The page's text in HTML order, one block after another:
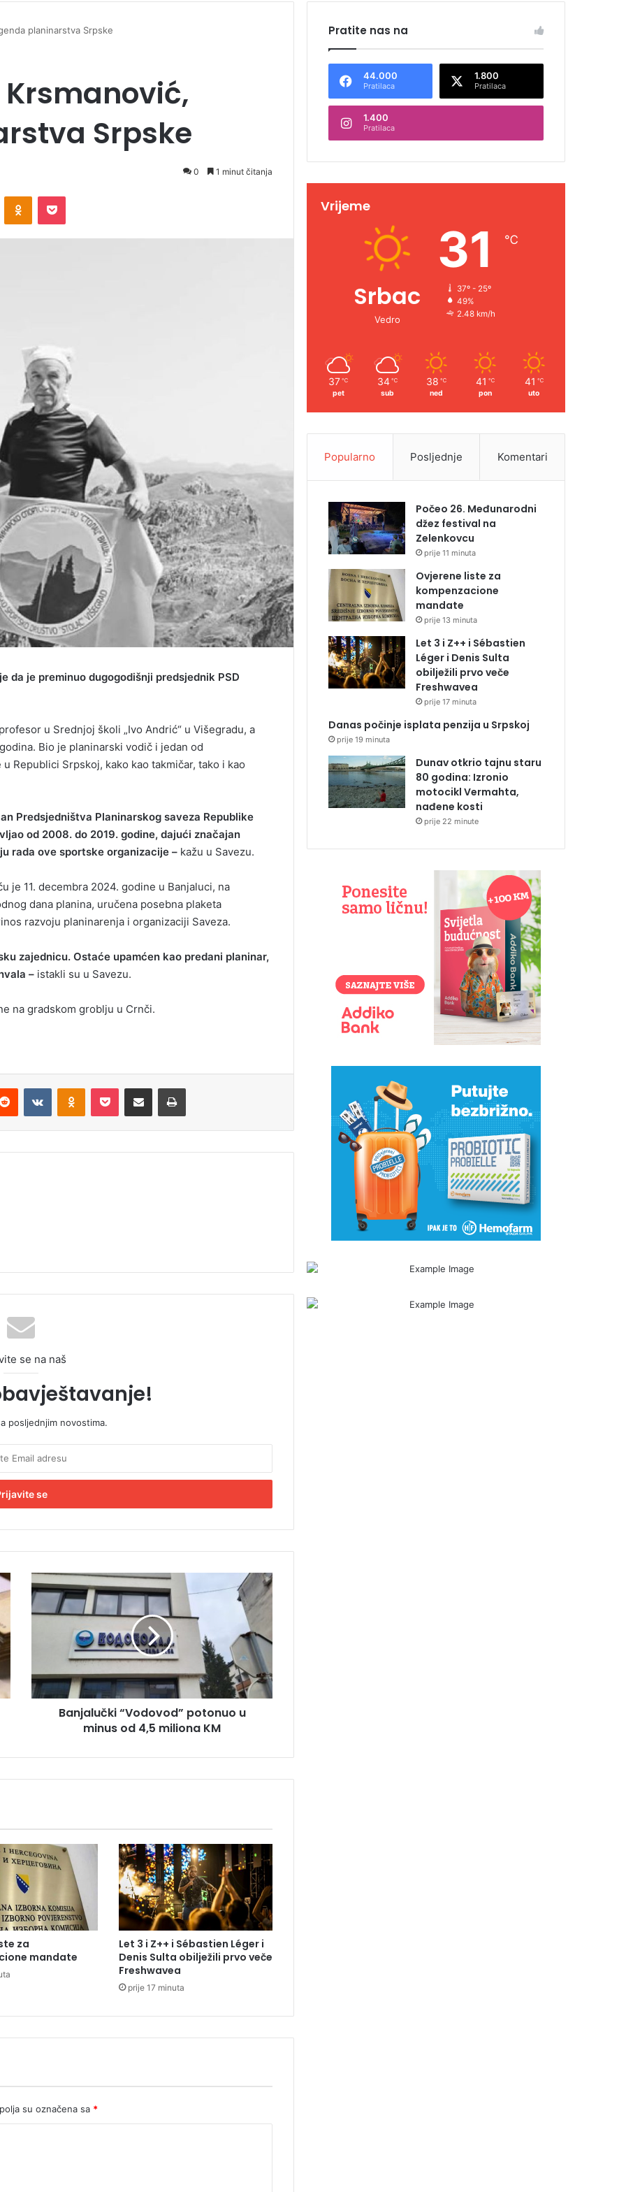
planinarstva Srpske
Srpske
0 1 minut čitanja
da je preminuo dugogodišnji predsjednik PSD
u Srednjoj školi „Ivo Andrić“ u Višegradu, a
Bio je planinarski vodič i jedan od
Republici Srpskoj, kako kao takmičar, tako i kao
Predsjedništva Planinarskog saveza Republike
od 2008. do 2019. godine, dajući značajan
rada ove sportske organizacije – kažu u Savezu.
je 11. decembra 2024. godine u Banjaluci, na
dana planina, uručena posebna plaketa
razvoju planinarenja i organizaciji Saveza.
zajednicu. Ostaće upamćen kao predani planinar,
– istakli su u Savezu.
na gradskom groblju u Crnči.
se na naš
posljednjim novostima.
a
n
č
k
o
d
”
p
o
n
u
u
u
5
m
Banjalučki “Vodovod” potonuo u
minus od 4,5 miliona KM
za
mandate
Let 3 i Z++ i Sébastien Léger i
Denis Sulta obilježili prvo veče
Freshwavea
prije 17 minuta
su označena sa *
Pratite nas na
44.000
Pratilaca
1.800
Pratilaca
1.400
Pratilaca
Vrijeme
Srbac
Vedro
31 ℃
37º - 25º
49%
2.48 km/h
37 ℃
pet
34 ℃
sub
38 ℃
ned
41 ℃
pon
41 ℃
uto
Popularno Posljednje Komentari
Počeo 26. Međunarodni
džez festival na
Zelenkovcu
prije 11 minuta
Ovjerene liste za
kompenzacione
mandate
prije 13 minuta
Let 3 i Z++ i Sébastien
Léger i Denis Sulta
obilježili prvo veče
Freshwavea
prije 17 minuta
Danas počinje isplata penzija u Srpskoj
prije 19 minuta
Dunav otkrio tajnu staru
80 godina: Izronio
motocikl Vermahta,
nađene kosti
prije 22 minute